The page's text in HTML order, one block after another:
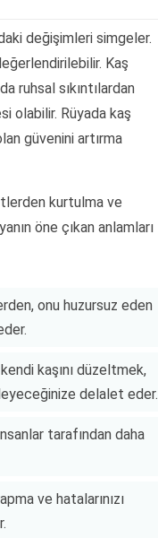
değişimleri simgeler.
Kaş
ruhsal sıkıntılardan
olabilir. Rüyada kaş
güvenini artırma
kurtulma ve
öne çıkan anlamları
onu huzursuz eden
kaşını düzeltmek,
delalet eder.
tarafından daha
ve hatalarınızı